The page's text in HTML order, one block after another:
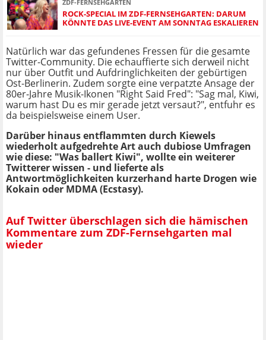
ZDF-FERNSEHGARTEN
ROCK-SPECIAL IM ZDF-FERNSEHGARTEN: DARUM
KÖNNTE DAS LIVE-EVENT AM SONNTAG ESKALIEREN
Natürlich war das gefundenes Fressen für die gesamte
Twitter-Community. Die echauffierte sich derweil nicht
nur über Outfit und Aufdringlichkeiten der gebürtigen
Ost-Berlinerin. Zudem sorgte eine verpatzte Ansage der
80er-Jahre Musik-Ikonen "Right Said Fred": "Sag mal, Kiwi,
warum hast Du es mir gerade jetzt versaut?", entfuhr es
da beispielsweise einem User.
Darüber hinaus entflammten durch Kiewels
wiederholt aufgedrehte Art auch dubiose Umfragen
wie diese: "Was ballert Kiwi", wollte ein weiterer
Twitterer wissen - und lieferte als
Antwortmöglichkeiten kurzerhand harte Drogen wie
Kokain oder MDMA (Ecstasy).
Auf Twitter überschlagen sich die hämischen
Kommentare zum ZDF-Fernsehgarten mal
wieder